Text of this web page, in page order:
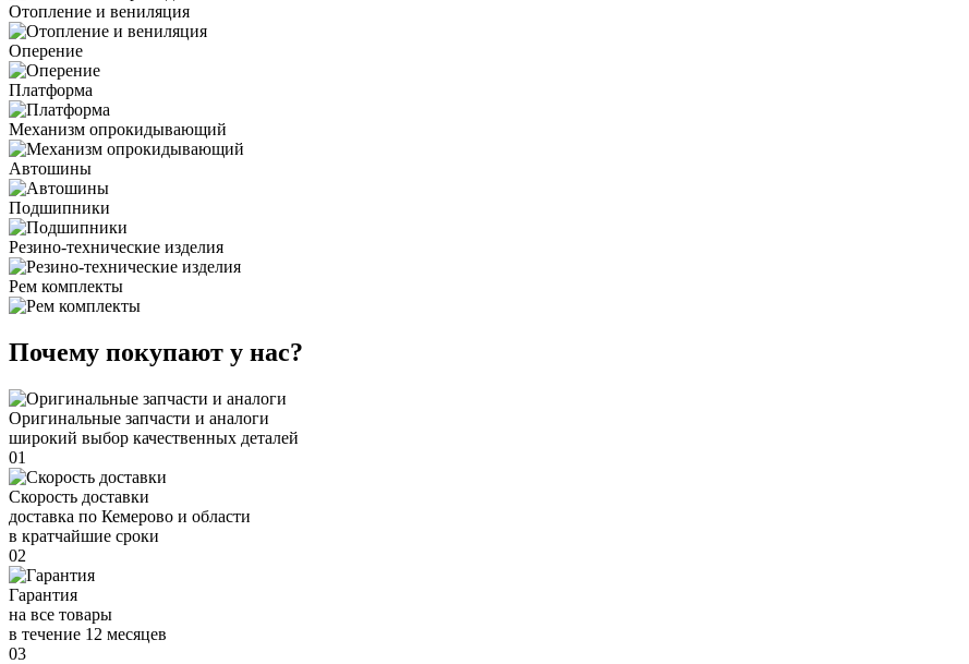
Отопление и вениляция
Оперение
Платформа
Механизм опрокидывающий
Автошины
Подшипники
Резино-технические изделия
Рем комплекты
Почему покупают у нас?
Оригинальные запчасти и аналоги
широкий выбор качественных деталей
01
Скорость доставки
доставка по Кемерово и области
в кратчайшие сроки
02
Гарантия
на все товары
в течение 12 месяцев
03